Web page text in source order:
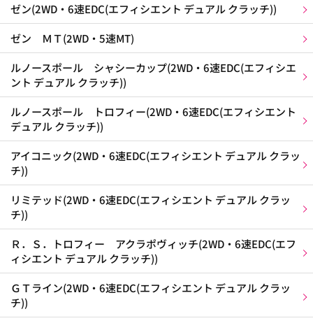
ゼン(2WD・6速EDC(エフィシエント デュアル クラッチ))
ゼン ＭＴ(2WD・5速MT)
ルノースポール シャシーカップ(2WD・6速EDC(エフィシエ
ント デュアル クラッチ))
ルノースポール トロフィー(2WD・6速EDC(エフィシエント
デュアル クラッチ))
アイコニック(2WD・6速EDC(エフィシエント デュアル クラッ
チ))
リミテッド(2WD・6速EDC(エフィシエント デュアル クラッ
チ))
Ｒ．Ｓ．トロフィー アクラポヴィッチ(2WD・6速EDC(エフ
ィシエント デュアル クラッチ))
ＧＴライン(2WD・6速EDC(エフィシエント デュアル クラッ
チ))